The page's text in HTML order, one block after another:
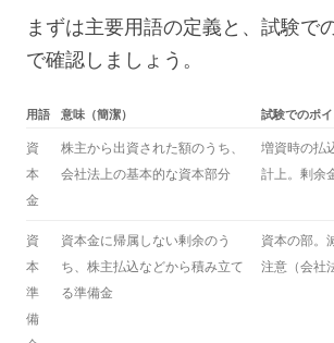
まずは主要用語の定義と、試験で
で確認しましょう。
用語 意味（簡潔） 試験でのポ
資
本
金
株主から出資された額のうち、
会社法上の基本的な資本部分
増資時の払
計上。剰余
資
本
準
備
資本金に帰属しない剰余のう
ち、株主払込などから積み立て
る準備金
資本の部。
注意（会社